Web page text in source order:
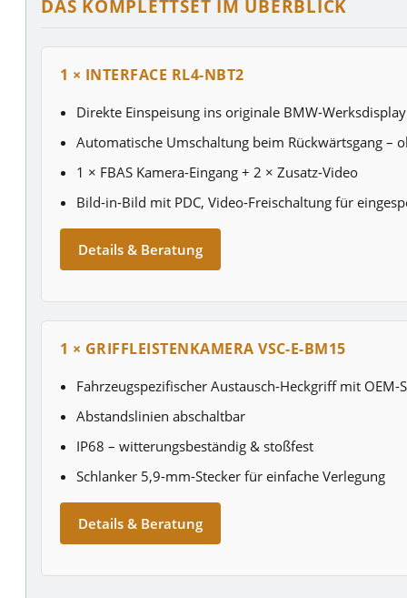
DAS KOMPLETTSET IM ÜBERBLICK
1 × INTERFACE RL4-NBT2
Direkte Einspeisung ins originale BMW-Werksdisplay
Automatische Umschaltung beim Rückwärtsgang –
1 × FBAS Kamera-Eingang + 2 × Zusatz-Video
Bild-in-Bild mit PDC, Video-Freischaltung für
Details & Beratung
1 × GRIFFLEISTENKAMERA VSC-E-BM15
Fahrzeugspezifischer Austausch-Heckgriff mit OEM-
Abstandslinien abschaltbar
IP68 – witterungsbeständig & stoßfest
Schlanker 5,9-mm-Stecker für einfache Verlegung
Details & Beratung